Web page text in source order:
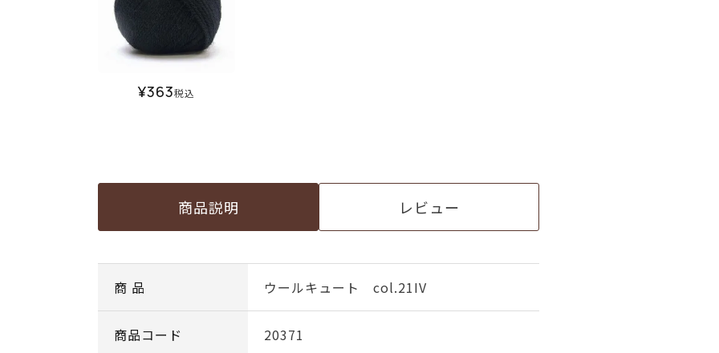
¥363税込
商品説明 レビュー
商 品 ウールキュート col.21IV
商品コード 20371